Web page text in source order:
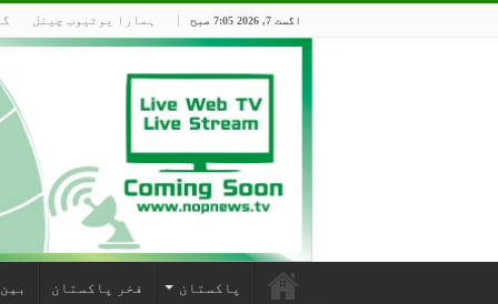
اگست 7, 2026 7:05 صبح ہمارا یوٹیوب چینل
پاکستان فخر پاکستان